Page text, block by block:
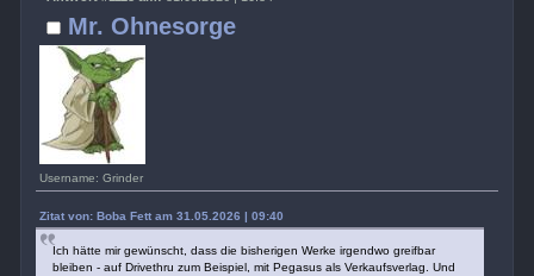
Mr. Ohnesorge
Username: Grinder
Zitat von: Boba Fett am 31.05.2026 | 09:40
Ich hätte mir gewünscht, dass die bisherigen Werke irgendwo greifbar
bleiben - auf Drivethru zum Beispiel, mit Pegasus als Verkaufsverlag. Und